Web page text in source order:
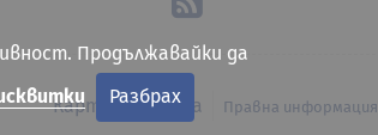
Карта на сайта Правна информация
Продължавайки да
Разбрах